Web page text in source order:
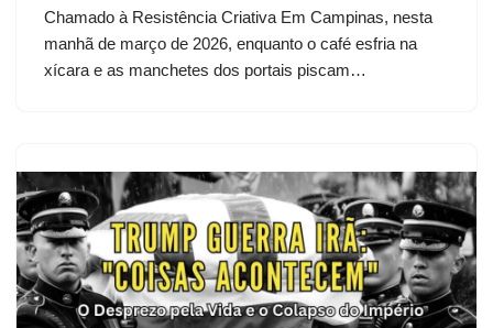
Chamado à Resistência Criativa Em Campinas, nesta
manhã de março de 2026, enquanto o café esfria na
xícara e as manchetes dos portais piscam…